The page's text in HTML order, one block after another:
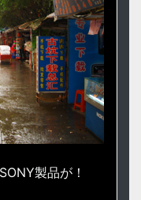
製品が！